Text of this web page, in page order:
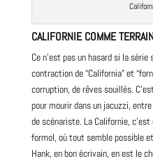
CALIFORNIE COMME
Ce n’est pas un hasard si la série
contraction de “California” et
corruption, de rêves souillés.
pour mourir dans un jacuzzi,
de scénariste. La Californie,
formol, où tout semble possible
Hank, en bon écrivain, en est le